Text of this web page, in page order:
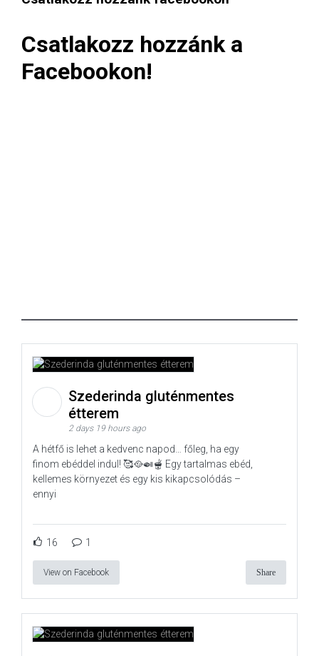
Csatlakozz hozzánk a
Facebookon!
Szederinda gluténmentes
étterem
2 days 19 hours ago
A hétfő is lehet a kedvenc napod… főleg, ha egy
finom ebéddel indul! 🥰🥘🍛🫕 Egy tartalmas ebéd,
kellemes környezet és egy kis kikapcsolódás –
ennyi
16 1
View on Facebook Share